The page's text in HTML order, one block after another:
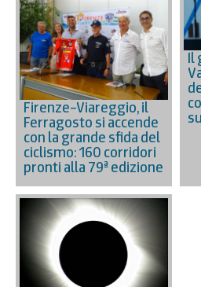
Firenze–Viareggio, il
Ferragosto si accende
con la grande sfida del
ciclismo: 160 corridori
pronti alla 79ª edizione
Il